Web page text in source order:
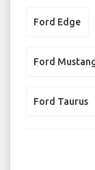
Ford Edge
Ford
Ford Taurus